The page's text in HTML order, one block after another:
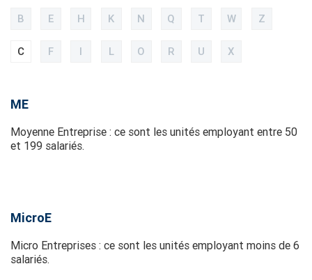
B
C
E
F
H K
L
N
O
Q
R
T
U
W
X
Z
ME
Moyenne Entreprise : ce sont les unités employant entre 50
et 199 salariés.
MicroE
Micro Entreprises : ce sont les unités employant moins de 6
salariés.